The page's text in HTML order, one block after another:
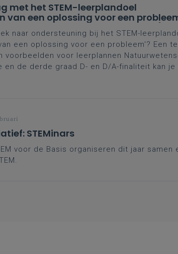
met het STEM-leerplandoel
van een oplossing voor een
finaliteit tweede en derde graad)
naar ondersteuning bij het STEM-
een oplossing voor een probleem'? Een
voorbeelden voor leerplannen
en de derde graad D- en D/A-finaliteit kan je
STEMinars
voor de Basis organiseren dit jaar samen